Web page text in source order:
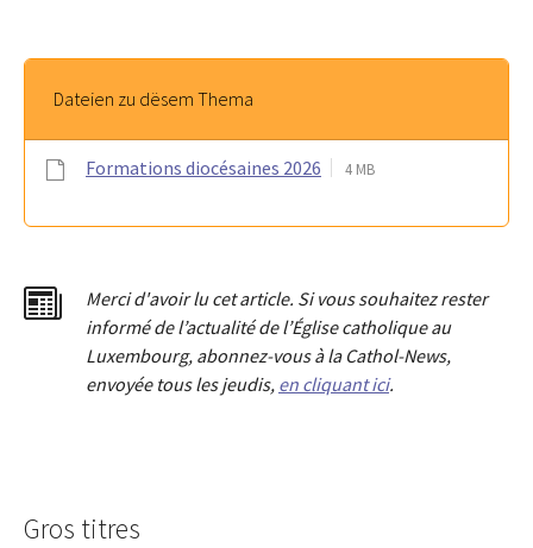
Dateien zu dësem Thema
Formations diocésaines 2026 4 MB
Merci d'avoir lu cet article. Si vous souhaitez rester
informé de l’actualité de l’Église catholique au
Luxembourg, abonnez-vous à la Cathol-News,
envoyée tous les jeudis, en cliquant ici.
Gros titres